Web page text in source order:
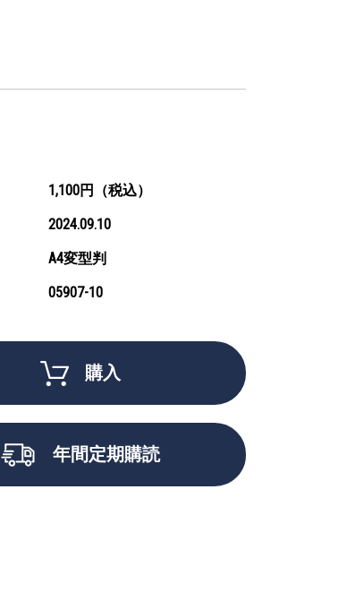
1,100円（税込）
2024.09.10
A4変型判
05907-10
購入
年間定期購読